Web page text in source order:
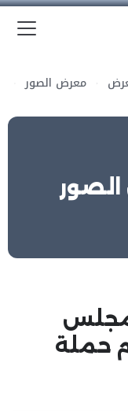
معرض الصور
حملة